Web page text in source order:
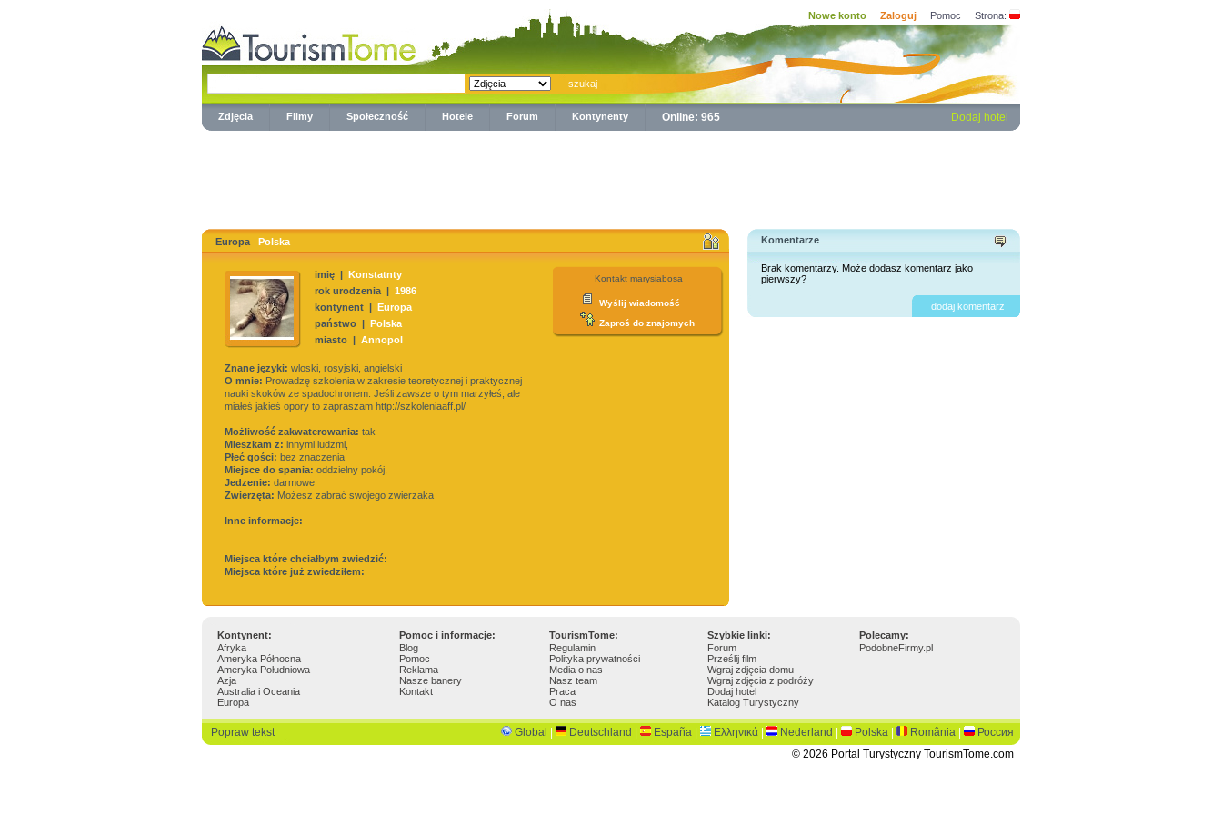
Nowe konto Zaloguj Pomoc Strona:
Zdjęcia Filmy Społeczność Hotele Forum Kontynenty Online: 965 Dodaj hotel
Europa Polska
Kontakt marysiabosa
Wyślij wiadomość
Zaproś do znajomych
imię | Konstatnty
rok urodzenia | 1986
kontynent | Europa
państwo | Polska
miasto | Annopol
Znane języki: wloski, rosyjski, angielski
O mnie: Prowadzę szkolenia w zakresie teoretycznej i praktycznej
nauki skoków ze spadochronem. Jeśli zawsze o tym marzyłeś, ale
miałeś jakieś opory to zapraszam http://szkoleniaaff.pl/
Możliwość zakwaterowania: tak
Mieszkam z: innymi ludzmi,
Płeć gości: bez znaczenia
Miejsce do spania: oddzielny pokój,
Jedzenie: darmowe
Zwierzęta: Możesz zabrać swojego zwierzaka
Inne informacje:
Miejsca które chciałbym zwiedzić:
Miejsca które już zwiedziłem:
Komentarze
Brak komentarzy. Może dodasz komentarz jako
pierwszy?
dodaj komentarz
Kontynent: Pomoc i informacje: TourismTome: Szybkie linki:
Polecamy:
Afryka
Ameryka Północna
Ameryka Południowa
Azja
Australia i Oceania
Europa
Blog
Pomoc
Reklama
Nasze banery
Kontakt
Regulamin
Polityka prywatności
Media o nas
Nasz team
Praca
O nas
Forum
Prześlij film
Wgraj zdjęcia domu
Wgraj zdjęcia z podróży
Dodaj hotel
Katalog Turystyczny
PodobneFirmy.pl
Popraw tekst Global Deutschland España Ελληνικά Nederland Polska România
Россия
© 2026 Portal Turystyczny TourismTome.com